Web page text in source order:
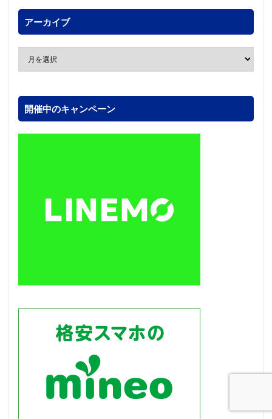
アーカイブ
開催中のキャンペーン